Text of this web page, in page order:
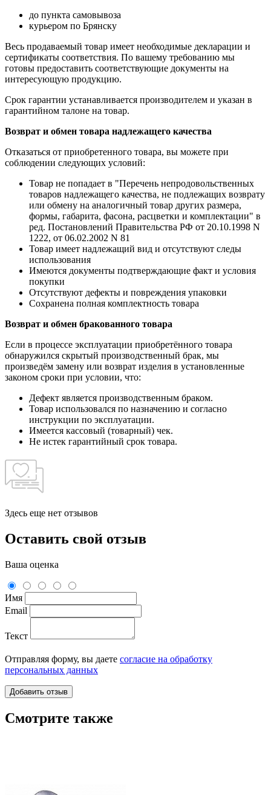
до пункта самовывоза
курьером по Брянску
Весь продаваемый товар имеет необходимые декларации и
сертификаты соответствия. По вашему требованию мы
готовы предоставить соответствующие документы на
интересующую продукцию.
Срок гарантии устанавливается производителем и указан в
гарантийном талоне на товар.
Возврат и обмен товара надлежащего качества
Отказаться от приобретенного товара, вы можете при
соблюдении следующих условий:
Товар не попадает в "Перечень непродовольственных
товаров надлежащего качества, не подлежащих возврату
или обмену на аналогичный товар других размера,
формы, габарита, фасона, расцветки и комплектации" в
ред. Постановлений Правительства РФ от 20.10.1998 N
1222, от 06.02.2002 N 81
Товар имеет надлежащий вид и отсутствуют следы
использования
Имеются документы подтверждающие факт и условия
покупки
Отсутствуют дефекты и повреждения упаковки
Сохранена полная комплектность товара
Возврат и обмен бракованного товара
Если в процессе эксплуатации приобретённого товара
обнаружился скрытый производственный брак, мы
произведём замену или возврат изделия в установленные
законом сроки при условии, что:
Дефект является производственным браком.
Товар использовался по назначению и согласно
инструкции по эксплуатации.
Имеется кассовый (товарный) чек.
Не истек гарантийный срок товара.
Здесь еще нет отзывов
Оставить свой отзыв
Ваша оценка
Имя
Email
Текст
Отправляя форму, вы даете согласие на обработку
персональных данных
Смотрите также